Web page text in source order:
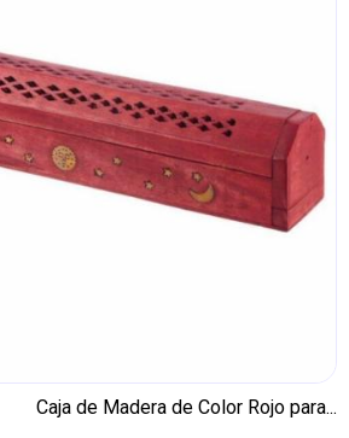
Caja de Madera de Color Rojo para...